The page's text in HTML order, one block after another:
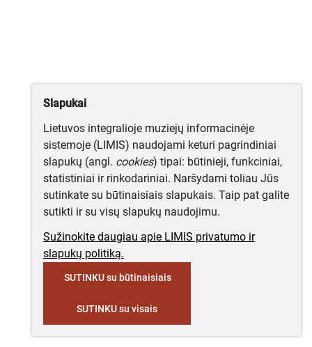
Slapukai
Lietuvos integralioje muziejų informacinėje
sistemoje (LIMIS) naudojami keturi pagrindiniai
slapukų (angl. cookies) tipai: būtinieji, funkciniai,
statistiniai ir rinkodariniai. Naršydami toliau Jūs
sutinkate su būtinaisiais slapukais. Taip pat galite
sutikti ir su visų slapukų naudojimu.
Sužinokite daugiau apie LIMIS privatumo ir
slapukų politiką.
SUTINKU su būtinaisiais
SUTINKU su visais